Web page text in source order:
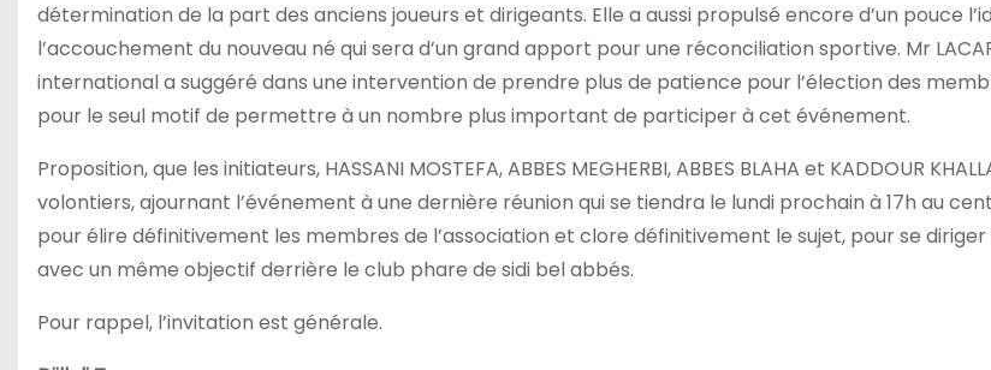
détermination de la part des anciens joueurs et dirigeants. Elle a aussi propulsé encore d’un pouce
l’accouchement du nouveau né qui sera d’un grand apport pour une réconciliation sportive. Mr
international a suggéré dans une intervention de prendre plus de patience pour l’élection des
pour le seul motif de permettre à un nombre plus important de participer à cet événement.
Proposition, que les initiateurs, HASSANI MOSTEFA, ABBES MEGHERBI, ABBES BLAHA et KADDOUR
volontiers, ajournant l’événement à une dernière réunion qui se tiendra le lundi prochain à 17h au
pour élire définitivement les membres de l’association et clore définitivement le sujet, pour se
avec un même objectif derrière le club phare de sidi bel abbés.
Pour rappel, l’invitation est générale.